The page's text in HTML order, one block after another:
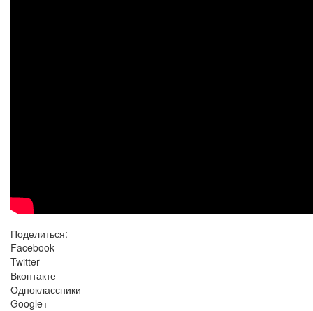
Поделиться:
Facebook
Twitter
Вконтакте
Одноклассники
Google+